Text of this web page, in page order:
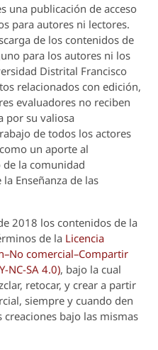
una publicación de acceso
para autores ni lectores.
de los contenidos de
para los autores ni los
Distrital Francisco
relacionados con edición,
evaluadores no reciben
por su valiosa
de todos los actores
un aporte al
la comunidad
Enseñanza de las
2018 los contenidos de la
de la Licencia
comercial–Compartir
NC-SA 4.0), bajo la cual
retocar, y crear a partir
siempre y cuando den
bajo las mismas